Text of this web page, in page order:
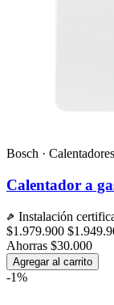
Bosch · Calentadores
Calentador a
Instalación
$1.979.900
Ahorras $30.000
Agregar al carrito
-1%